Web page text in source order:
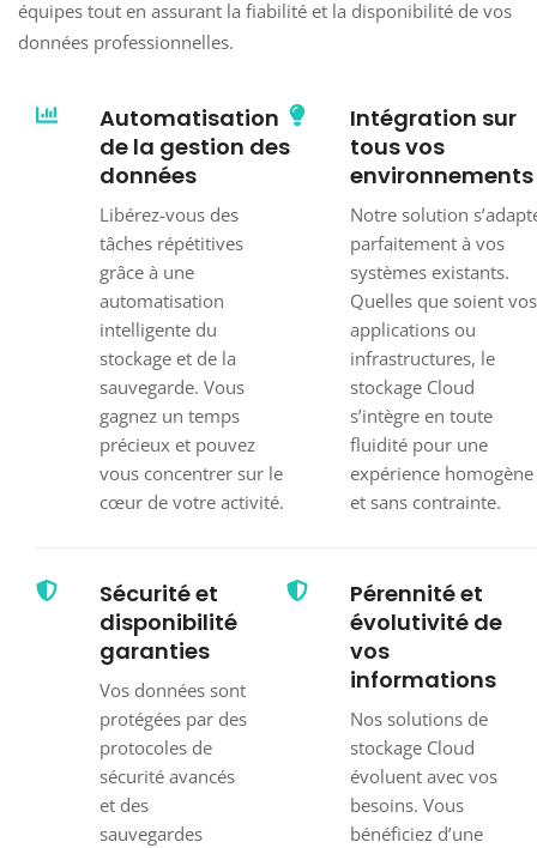
équipes tout en assurant la fiabilité et la disponibilité de vos
données professionnelles.
Automatisation
de la gestion des
données
Libérez-vous des
tâches répétitives
grâce à une
automatisation
intelligente du
stockage et de la
sauvegarde. Vous
gagnez un temps
précieux et pouvez
vous concentrer sur le
cœur de votre activité.
Intégration sur
tous vos
environnements
Notre solution
parfaitement à vos
systèmes existants.
Quelles que soient vos
applications ou
infrastructures, le
stockage Cloud
s’intègre en toute
fluidité pour une
expérience homogène
et sans contrainte.
Sécurité et
disponibilité
garanties
Vos données sont
protégées par des
protocoles de
sécurité avancés
et des
sauvegardes
Pérennité et
évolutivité de
vos
informations
Nos solutions de
stockage Cloud
évoluent avec vos
besoins. Vous
bénéficiez d’une